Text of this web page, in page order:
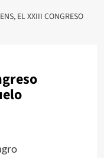
EL XXIII CONGRESO